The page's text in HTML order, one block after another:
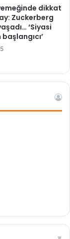
dikkat
Zuckerberg
‘Siyasi